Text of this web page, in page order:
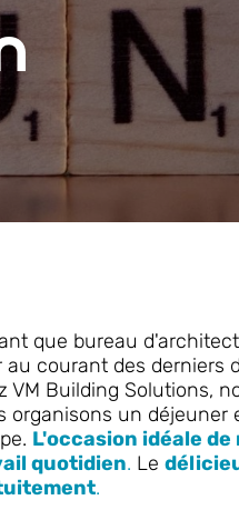
que bureau
au courant des derniers
VM Building Solutions,
organisons un déjeuner
L'occasion idéale
quotidien. Le
.